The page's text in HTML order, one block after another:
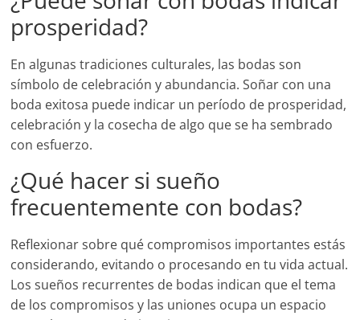
prosperidad?
En algunas tradiciones culturales, las bodas son
símbolo de celebración y abundancia. Soñar con una
boda exitosa puede indicar un período de prosperidad,
celebración y la cosecha de algo que se ha sembrado
con esfuerzo.
¿Qué hacer si sueño
frecuentemente con bodas?
Reflexionar sobre qué compromisos importantes estás
considerando, evitando o procesando en tu vida actual.
Los sueños recurrentes de bodas indican que el tema
de los compromisos y las uniones ocupa un espacio